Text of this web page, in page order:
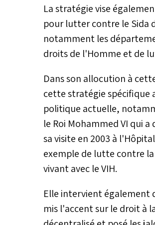
La stratégie vise
pour lutter contre le Sida
notamment les
droits de l'Homme et de
Dans son allocution à
cette stratégie spécifique
politique actuelle,
le Roi Mohammed VI qui
sa visite en 2003 à
exemple de lutte contre
vivant avec le VIH.
Elle intervient également
mis l'accent sur le droit à